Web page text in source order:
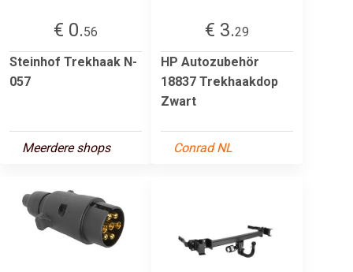
€ 0.56
Steinhof Trekhaak N-
057
Meerdere shops
€ 3.29
HP Autozubehör
18837 Trekhaakdop
Zwart
Conrad NL